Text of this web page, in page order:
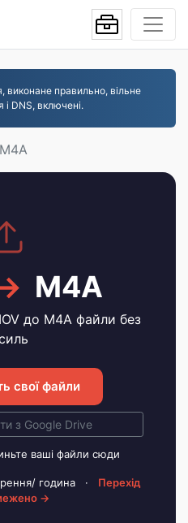
правильно, вільне
і DNS, включені.
M4A
до M4A файли без
свої файли
з Google Drive
ваші файли сюди
година ·
Перехід
→